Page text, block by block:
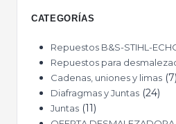
CATEGORÍAS
Repuestos B&S-STIHL-
Repuestos para
Cadenas, uniones y limas 7
Diafragmas y Juntas 24
Juntas 11